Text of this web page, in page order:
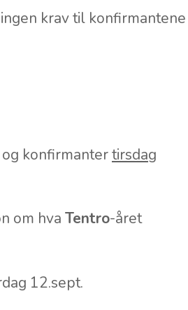
krav til konfirmantene
konfirmantertirsdag
om hva Tentro-året
12.sept.